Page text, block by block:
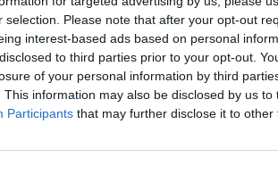
selection. Please note that after your opt-out
interest-based ads based on personal
to third parties prior to your opt-out.
of your personal information by third
This information may also be disclosed by us
Participants that may further disclose it to other